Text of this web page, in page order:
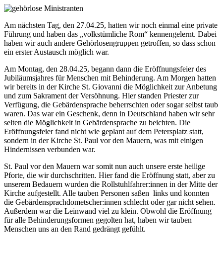
Am nächsten Tag, den 27.04.25, hatten wir noch einmal eine private
Führung und haben das „volkstümliche Rom“ kennengelernt. Dabei
haben wir auch andere Gehörlosengruppen getroffen, so dass schon
ein erster Austausch möglich war.
Am Montag, den 28.04.25, begann dann die Eröffnungsfeier des
Jubiläumsjahres für Menschen mit Behinderung. Am Morgen hatten
wir bereits in der Kirche St. Giovanni die Möglichkeit zur Anbetung
und zum Sakrament der Versöhnung. Hier standen Priester zur
Verfügung, die Gebärdensprache beherrschten oder sogar selbst taub
waren. Das war ein Geschenk, denn in Deutschland haben wir sehr
selten die Möglichkeit in Gebärdensprache zu beichten. Die
Eröffnungsfeier fand nicht wie geplant auf dem Petersplatz statt,
sondern in der Kirche St. Paul vor den Mauern, was mit einigen
Hindernissen verbunden war.
St. Paul vor den Mauern war somit nun auch unsere erste heilige
Pforte, die wir durchschritten. Hier fand die Eröffnung statt, aber zu
unserem Bedauern wurden die Rollstuhlfahrer:innen in der Mitte der
Kirche aufgestellt. Alle tauben Personen saßen links und konnten
die Gebärdensprachdometscher:innen schlecht oder gar nicht sehen.
Außerdem war die Leinwand viel zu klein. Obwohl die Eröffnung
für alle Behinderungsformen gegolten hat, haben wir tauben
Menschen uns an den Rand gedrängt gefühlt.